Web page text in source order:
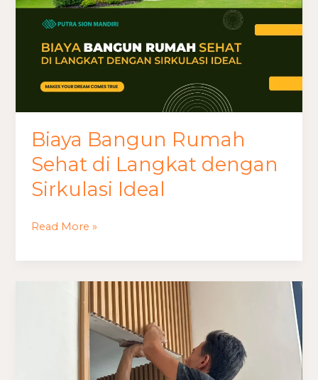
Biaya Bangun Rumah
Sehat di Langkat dengan
Sirkulasi Ideal
Sirkulasi
Ideal
Read More »